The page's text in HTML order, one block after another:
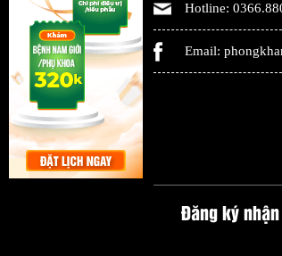
Hotline:
Email:
Đăng ký